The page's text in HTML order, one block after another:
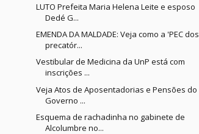
LUTO Prefeita Maria Helena Leite e esposo
Dedé G...
EMENDA DA MALDADE: Veja como a 'PEC dos
precatór...
Vestibular de Medicina da UnP está com
inscrições ...
Veja Atos de Aposentadorias e Pensões do
Governo ...
Esquema de rachadinha no gabinete de
Alcolumbre no...